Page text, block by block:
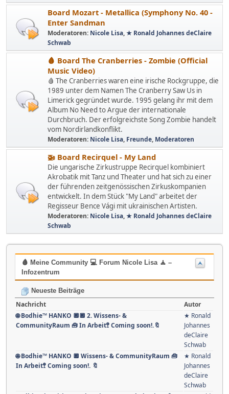
Board Mozart - Metallica (Symphony No. 40 -
Enter Sandman
Moderatoren: Nicole Lisa,★ Ronald Johannes deClaire
Schwab
🩸 Board The Cranberries - Zombie (Official
Music Video)
🩸 The Cranberries waren eine irische Rockgruppe, die
1989 unter dem Namen The Cranberry Saw Us in
Limerick gegründet wurde. 1995 gelang ihr mit dem
Album No Need to Argue der internationale
Durchbruch. Der erfolgreichste Song Zombie handelt
vom Nordirlandkonflikt.
Moderatoren: Nicole Lisa, Freunde, Moderatoren
🚁 Board Recirquel - My Land
Die ungarische Zirkustruppe Recirquel kombiniert
Akrobatik mit Tanz und Theater und hat sich zu einer
der führenden zeitgenössischen Zirkuskompanien
entwickelt. In dem Stück "My Land" arbeitet der
Regisseur Bence Vági mit ukrainischen Artisten.
Moderatoren: Nicole Lisa,★ Ronald Johannes deClaire
Schwab
🩸 Meine Community 💻 Forum Nicole Lisa 🧘 –
Infozentrum
Neueste Beiträge
Nachricht
Autor
🌐 Bodhie™ HANKO 🔲🔲 2. Wissens- &
CommunityRaum 🧰 In Arbeit🚏 Coming soon!.🔖
★ Ronald
Johannes
deClaire
Schwab
🌐 Bodhie™ HANKO 🔲 Wissens- & CommunityRaum 🧰
In Arbeit🚏 Coming soon!. 🔖
★ Ronald
Johannes
deClaire
Schwab